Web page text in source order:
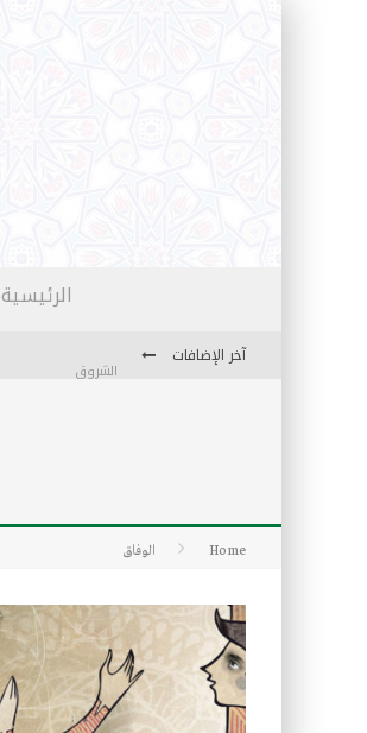
الرئيسية
آخر الإضافات
Home الوفاق